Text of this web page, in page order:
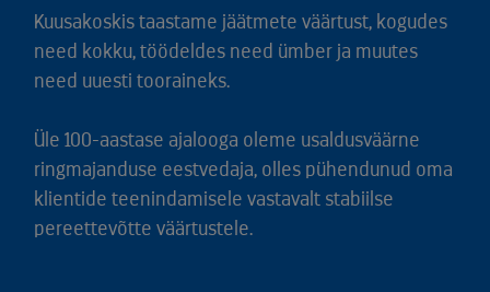
Kuusakoskis taastame jäätmete väärtust, kogudes
need kokku, töödeldes need ümber ja muutes
need uuesti tooraineks.
Üle 100-aastase ajalooga oleme usaldusväärne
ringmajanduse eestvedaja, olles pühendunud oma
klientide teenindamisele vastavalt stabiilse
pereettevõtte väärtustele.